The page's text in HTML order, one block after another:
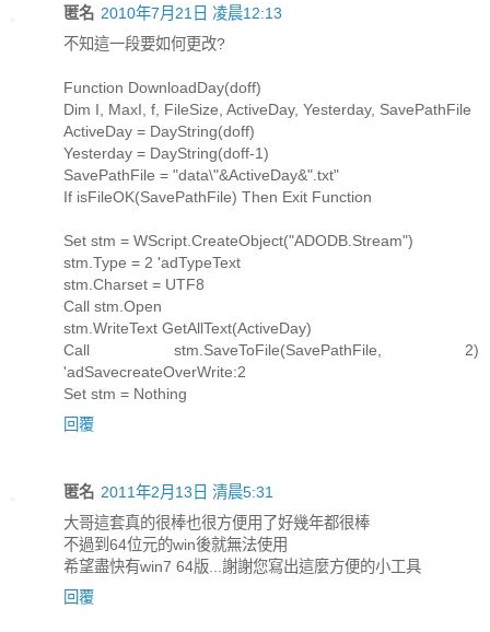
匿名 2010年7月21日 凌晨12:13
不知這一段要如何更改?
Function DownloadDay(doff)
Dim I, MaxI, f, FileSize, ActiveDay, Yesterday, SavePathFile
ActiveDay = DayString(doff)
Yesterday = DayString(doff-1)
SavePathFile = "data\"&ActiveDay&".txt"
If isFileOK(SavePathFile) Then Exit Function
Set stm = WScript.CreateObject("ADODB.Stream")
stm.Type = 2 'adTypeText
stm.Charset = UTF8
Call stm.Open
stm.WriteText GetAllText(ActiveDay)
Call stm.SaveToFile(SavePathFile, 2)
'adSavecreateOverWrite:2
Set stm = Nothing
回覆
匿名 2011年2月13日 清晨5:31
大哥這套真的很棒也很方便用了好幾年都很棒
不過到64位元的win後就無法使用
希望盡快有win7 64版...謝謝您寫出這麼方便的小工具
回覆